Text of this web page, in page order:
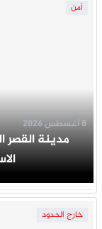
أمن
مدينة القصر
8 أغسطس 2026
خارج الحدود